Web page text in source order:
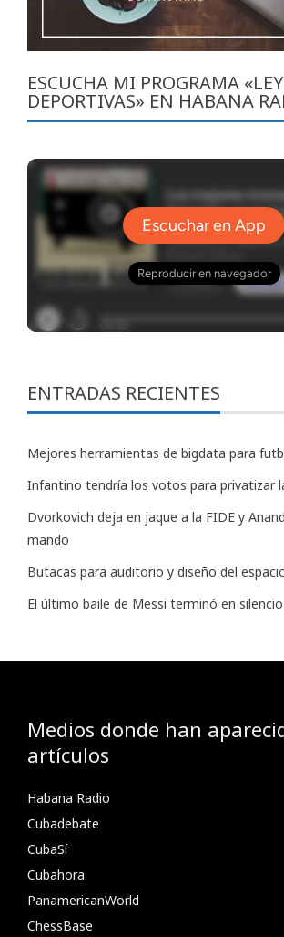
ESCUCHA MI PROGRAMA
DEPORTIVAS» EN HABANA
ENTRADAS RECIENTES
Mejores herramientas de bigdata para
Infantino tendría los votos para privatizar
Dvorkovich deja en jaque a la FIDE y
mando
Butacas para auditorio y diseño del
El último baile de Messi terminó en silencio
Medios donde han
artículos
Habana Radio
Cubadebate
CubaSí
Cubahora
PanamericanWorld
ChessBase